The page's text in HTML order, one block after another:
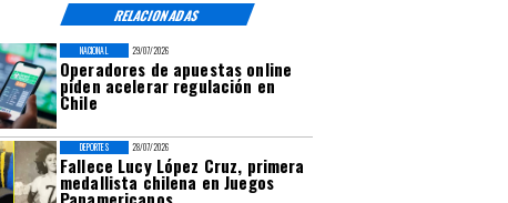
RELACIONADAS
29/07/2026
Operadores de apuestas online
piden acelerar regulación en
Chile
NACIONAL
28/07/2026
Fallece Lucy López Cruz, primera
medallista chilena en Juegos
DEPORTES